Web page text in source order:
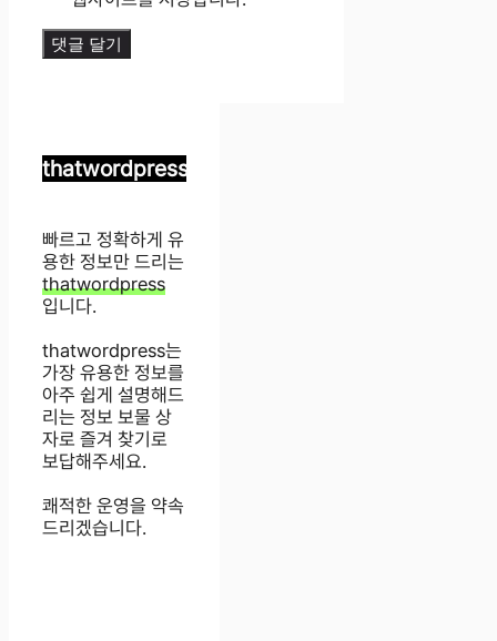
thatwordpress
빠르고 정확하게 유
용한 정보만 드리는
thatwordpress
입니다.
thatwordpress는
가장 유용한 정보를
아주 쉽게 설명해드
리는 정보 보물 상
자로 즐겨 찾기로
보답해주세요.
쾌적한 운영을 약속
드리겠습니다.